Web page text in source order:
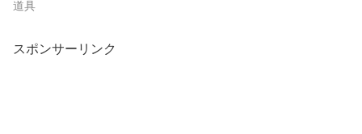
道具
スポンサーリンク